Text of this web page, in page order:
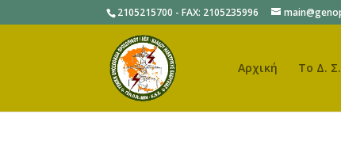
2105215700 - FAX: 2105235996
Αρχική Το Δ. Σ.